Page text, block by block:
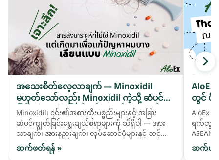
အသေးစိတ်လေ့လာချက် — Minoxidil
မဟုတ်သော်လည်း Minoxidil ကဲ့သို့ ဆံပင်ကျဲ
ခြင်းကို ကူညီဖြေရှင်းရန် တီထွင်ထားသည့် ဓာ
တုဆေးဖော်ဝါ activatives များ
Minoxidil၊ ၎င်း၏အစားထိုးပစ္စည်းများနှင့် အခြား
ဆံပင်ကျွတ်ခြင်းရွေးချယ်စရာများကို သိရှိပါ — အား
သာချက်၊ အားနည်းချက်၊ လုပ်ဆောင်ပုံများနှင့် သင့်
ဆံပင်လိုအပ်ချက်နှင့် ကိုက်ညီသည်ကို မည်သို့ရွေးချယ်
ရမည်ကို နှိုင်းယှဉ်ကြည့်ပါ။
ဆက်ဖတ်ရန် »
AloEx
တွင် ဖိ
AloEx
ရက်တွင်
နိုင်ငံခြ
ဆက်ဖတ်